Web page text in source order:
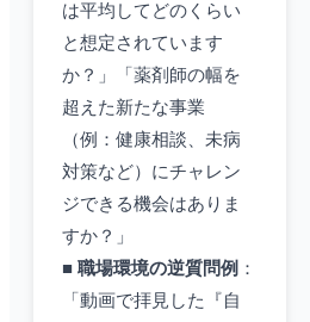
は平均してどのくらい
と想定されています
か？」「薬剤師の幅を
超えた新たな事業
（例：健康相談、未病
対策など）にチャレン
ジできる機会はありま
すか？」
■ 職場環境の逆質問例 ：
「動画で拝見した『自